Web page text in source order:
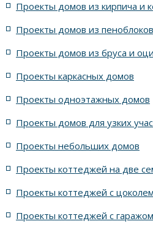
7 спален с крышей шале 5
жилых в стиле Райта с 5 комнатами
жилых в английском стиле
жилых в современном стиле с
с террасой и 6 комнатами
Проекты домов из кирпича и
Проекты домов из
Проекты домов из бруса и
Проекты каркасных домов
Проекты одноэтажных домов
Проекты домов для узких
Проекты небольших домов
Проекты коттеджей на две
Проекты коттеджей с цоколем
Проекты коттеджей с гаражом